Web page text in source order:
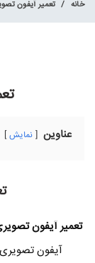
خانه تعمیر آیفون
عناوین نمایش
تعمیر آیفون
آیفون